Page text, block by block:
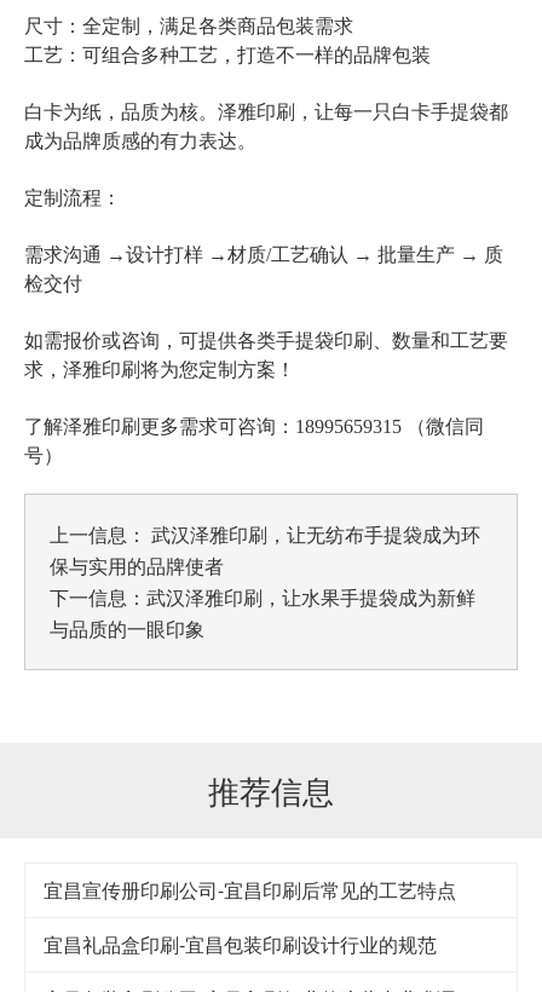
尺寸：全定制，满足各类商品包装需求
工艺：可组合多种工艺，打造不一样的品牌包装
白卡为纸，品质为核。泽雅印刷，让每一只 白卡手提袋都
成为品牌质感的有力表达。
定制流程：
需求沟通 →设计打样 →材质/工艺确认 → 批量生产 → 质
检交付
如需报价或咨询，可提供各类手提袋印刷 、数量和工艺要
求，泽雅印刷将为您定制方案！
了解泽雅印刷更多需求可咨询：18995659315 （微信同
号）
上一信息： 武汉泽雅印刷，让无纺布手提袋成为环
保与实用的品牌使者
下一信息： 武汉泽雅印刷，让水果手提袋成为新鲜
与品质的一眼印象
推荐信息
宜昌宣传册印刷公司-宜昌印刷后常见的工艺特点
宜昌礼品盒印刷-宜昌包装印刷设计行业的规范